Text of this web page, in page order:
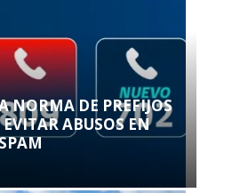
NORMA DE PREFIJOS
ABUSOS EN